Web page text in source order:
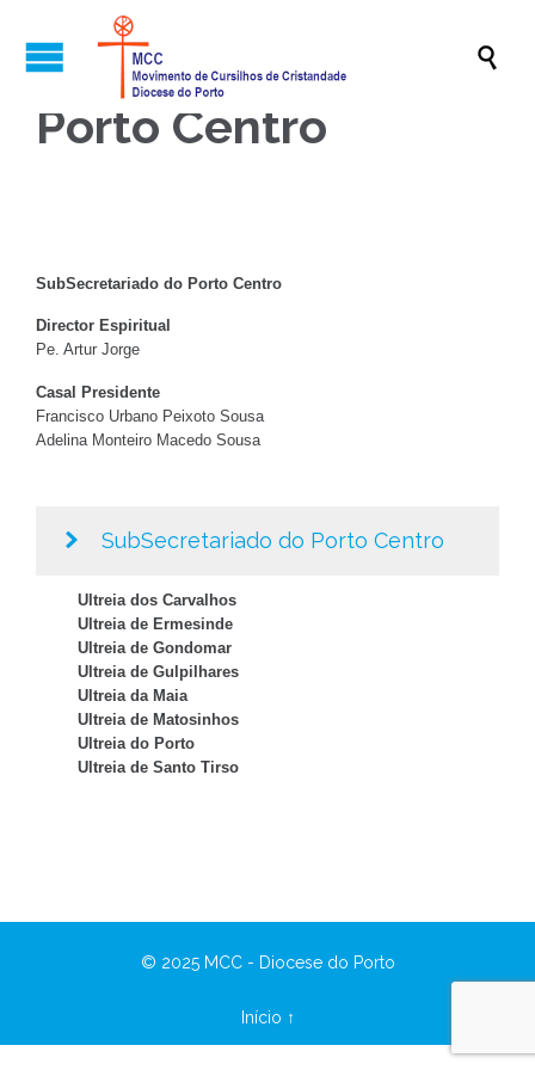

Porto Centro
SubSecretariado do Porto Centro
Director Espiritual
Pe. Artur Jorge
Casal Presidente
Francisco Urbano Peixoto Sousa
Adelina Monteiro Macedo Sousa
SubSecretariado do Porto Centro
Ultreia dos Carvalhos
Ultreia de Ermesinde
Ultreia de Gondomar
Ultreia de Gulpilhares
Ultreia da Maia
Ultreia de Matosinhos
Ultreia do Porto
Ultreia de Santo Tirso
© 2025 MCC - Diocese do Porto
Início ↑